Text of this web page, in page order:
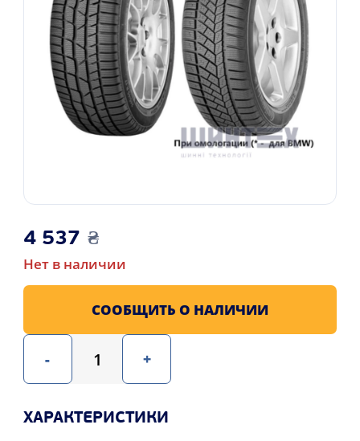
4 537 ₴
Нет в наличии
- +
СООБЩИТЬ О НАЛИЧИИ
ХАРАКТЕРИСТИКИ